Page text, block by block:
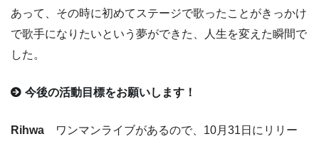
あって、その時に初めてステージで歌ったことがきっかけ
で歌手になりたいという夢ができた、人生を変えた瞬間で
した。
今後の活動目標をお願いします！
Rihwa ワンマンライブがあるので、10月31日にリリー